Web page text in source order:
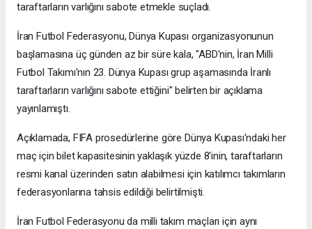
taraftarların varlığını sabote etmekle suçladı.
İran Futbol Federasyonu, Dünya Kupası organizasyonunun
başlamasına üç günden az bir süre kala, "ABD'nin, İran Milli
Futbol Takımı'nın 23. Dünya Kupası grup aşamasında İranlı
taraftarların varlığını sabote ettiğini" belirten bir açıklama
yayınlamıştı.
Açıklamada, FIFA prosedürlerine göre Dünya Kupası'ndaki her
maç için bilet kapasitesinin yaklaşık yüzde 8'inin, taraftarların
resmi kanal üzerinden satın alabilmesi için katılımcı takımların
federasyonlarına tahsis edildiği belirtilmişti.
İran Futbol Federasyonu da milli takım maçları için aynı